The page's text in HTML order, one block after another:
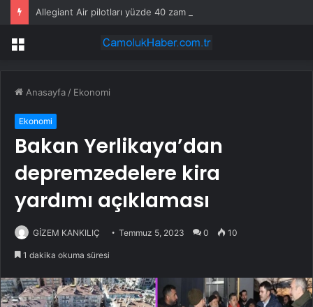
Menü
Anasayfa / Ekonomi
Ekonomi
Bakan Yerlikaya’dan
depremzedelere kira
yardımı açıklaması
GİZEM KANKILIÇ Temmuz 5, 2023 0 10
1 dakika okuma süresi